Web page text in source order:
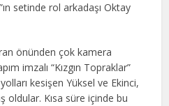
setinde rol arkadaşı Oktay
önünden çok kamera
imzalı “Kızgın Topraklar”
kesişen Yüksel ve Ekinci,
oldular. Kısa süre içinde bu